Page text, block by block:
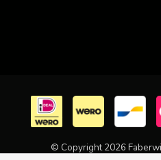
© Copyright 2026